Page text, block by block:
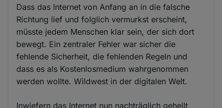
Dass das Internet von Anfang an in die falsche
Richtung lief und folglich vermurkst erscheint,
müsste jedem Menschen klar sein, der sich dort
bewegt. Ein zentraler Fehler war sicher die
fehlende Sicherheit, die fehlenden Regeln und
dass es als Kostenlosmedium wahrgenommen
werden wollte. Wildwest in der digitalen Welt.
Inwiefern das Internet nun nachträglich geheilt